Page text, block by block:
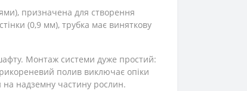
призначена для створення
(0,9 мм), трубка має виняткову
Монтаж системи дуже простий:
полив виключає опіки
на надземну частину рослин.